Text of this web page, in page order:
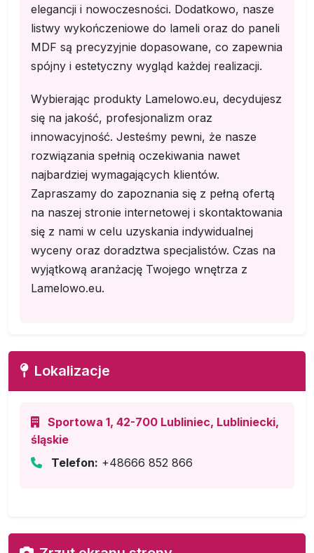
elegancji i nowoczesności. Dodatkowo, nasze
listwy wykończeniowe do lameli oraz do paneli
MDF są precyzyjnie dopasowane, co zapewnia
spójny i estetyczny wygląd każdej realizacji.
Wybierając produkty Lamelowo.eu, decydujesz
się na jakość, profesjonalizm oraz
innowacyjność. Jesteśmy pewni, że nasze
rozwiązania spełnią oczekiwania nawet
najbardziej wymagających klientów.
Zapraszamy do zapoznania się z pełną ofertą
na naszej stronie internetowej i skontaktowania
się z nami w celu uzyskania indywidualnej
wyceny oraz doradztwa specjalistów. Czas na
wyjątkową aranżację Twojego wnętrza z
Lamelowo.eu.
Lokalizacje
Sportowa 1, 42-700 Lubliniec, Lubliniecki,
śląskie
Telefon: +48666 852 866